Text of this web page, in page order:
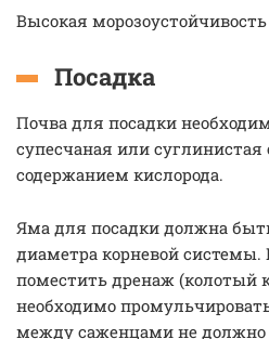
Высокая
Посадка
Почва для посадки
супесчаная или
содержанием кислорода.
Яма для посадки должна
диаметра корневой системы.
поместить дренаж (колотый
необходимо
между саженцами не должно